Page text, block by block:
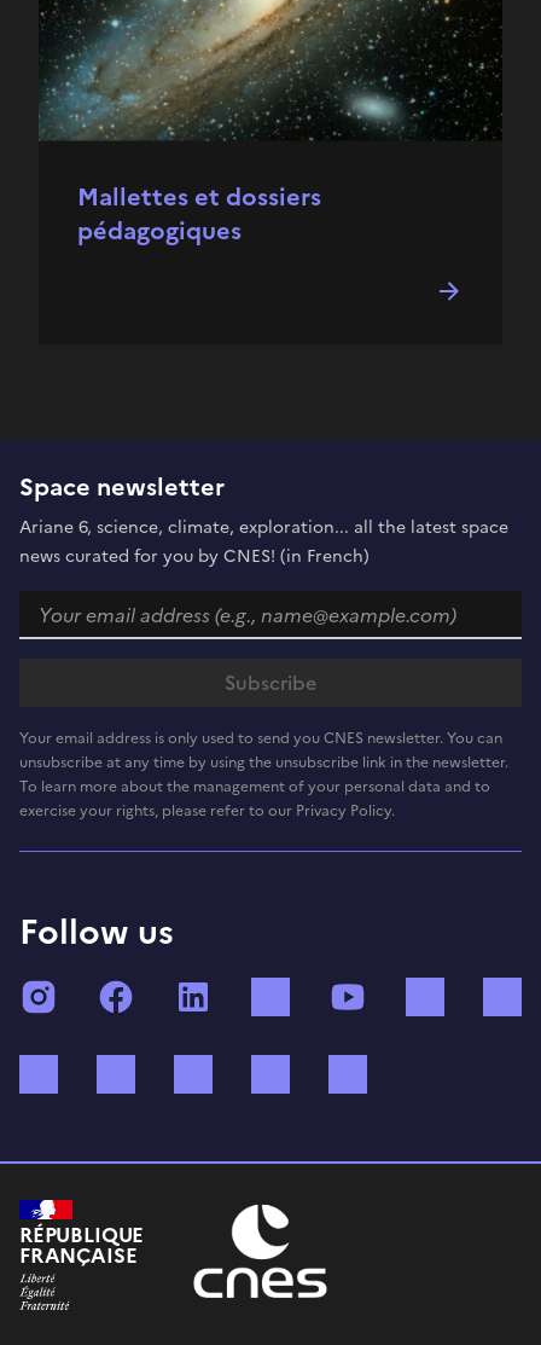
Mallettes et dossiers
pédagogiques
Space newsletter
Ariane 6, science, climate, exploration... all the latest space
news curated for you by CNES! (in French)
Your email address is only used to send you CNES newsletter. You can
unsubscribe at any time by using the unsubscribe link in the newsletter.
To learn more about the management of your personal data and to
exercise your rights, please refer to our Privacy Policy.
Follow us
InstagramFacebook TikTok
RÉPUBLIQUE
FRANÇAISE